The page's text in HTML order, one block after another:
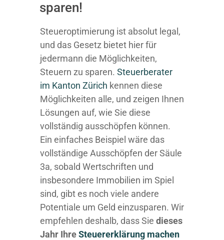
sparen!
Steueroptimierung ist absolut legal,
und das Gesetz bietet hier für
jedermann die Möglichkeiten,
Steuern zu sparen. Steuerberater
im K anton Zürich kennen diese
Möglichkeiten alle, und zeigen Ihnen
Lösungen auf, wie Sie diese
vollständig ausschöpfen können.
Ein einfaches Beispiel wäre das
vollständige Ausschöpfen der Säule
3a, sobald Wertschriften und
insbesondere Immobilien im Spiel
sind, gibt es noch viele andere
Potentiale um Geld einzusparen. Wir
empfehlen deshalb, dass Sie dieses
Jahr IhreSteuererklärung machen